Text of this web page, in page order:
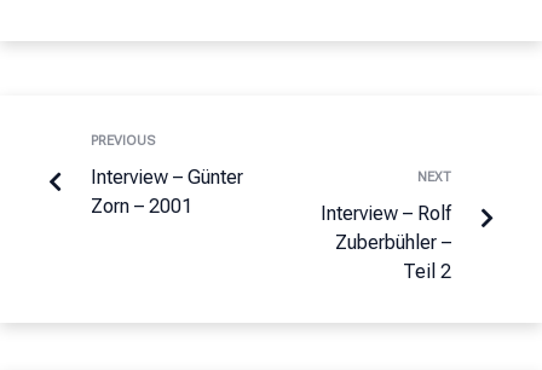
PREVIOUS
Interview – Günter
Zorn – 2001
NEXT
Interview – Rolf
Zuberbühler –
Teil 2